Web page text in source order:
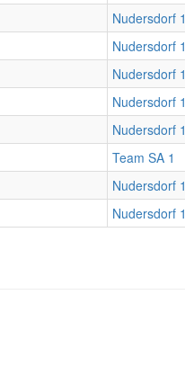
Nudersdorf 1
Nudersdorf 1
Nudersdorf 1
Nudersdorf 1
Nudersdorf 1
Team SA 1
Nudersdorf 1
Nudersdorf 1